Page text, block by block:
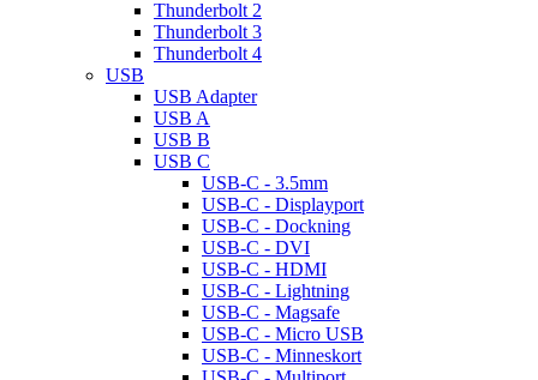
Thunderbolt 2
Thunderbolt 3
Thunderbolt 4
USB
USB Adapter
USB A
USB B
USB C
USB-C - 3.5mm
USB-C - Displayport
USB-C - Dockning
USB-C - DVI
USB-C - HDMI
USB-C - Lightning
USB-C - Magsafe
USB-C - Micro USB
USB-C - Minneskort